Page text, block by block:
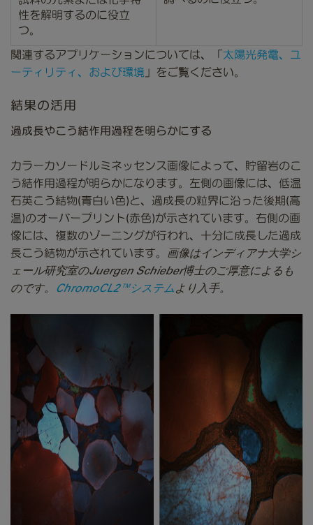
性を解明するのに役立
つ。
関連するアプリケーションについては、「 太陽光発電、ユ
ーティリティ、および環境 」をご覧ください。
結果の活用
過成長やこう結作用過程を明らかにする
カラーカソードルミネッセンス画像によって、貯留岩のこ
う結作用過程が明らかになります。左側の画像には、低温
石英こう結物(青白い色)と、過成長の粒界に沿った後期(高
温)のオーバープリント(赤色)が示されています。右側の画
像には、複数のゾーニングが行われ、十分に成長した過成
長こう結物が示されています。 画像はインディアナ大学シ
ェール研究室のJuergen Schieber博士のご厚意によるも
のです。
ChromoCL2™システムより入手。